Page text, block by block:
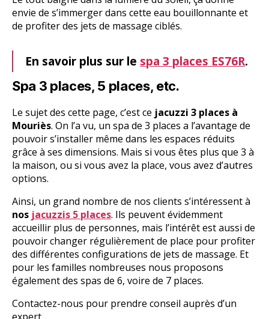
envie de s’immerger dans cette eau bouillonnante et
de profiter des jets de massage ciblés.
En savoir plus sur le spa 3 places ES76R.
Spa 3 places, 5 places, etc.
Le sujet des cette page, c’est ce jacuzzi 3 places à
Mouriès. On l’a vu, un spa de 3 places a l’avantage de
pouvoir s’installer même dans les espaces réduits
grâce à ses dimensions. Mais si vous êtes plus que 3 à
la maison, ou si vous avez la place, vous avez d’autres
options.
Ainsi, un grand nombre de nos clients s’intéressent à
nos jacuzzis 5 places. Ils peuvent évidemment
accueillir plus de personnes, mais l’intérêt est aussi de
pouvoir changer régulièrement de place pour profiter
des différentes configurations de jets de massage. Et
pour les familles nombreuses nous proposons
également des spas de 6, voire de 7 places.
Contactez-nous pour prendre conseil auprès d’un
expert.